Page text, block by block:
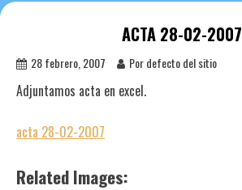
ACTA 28-02-2007
28 febrero, 2007 Por defecto del sitio
Adjuntamos acta en excel.
acta 28-02-2007
Related Images: